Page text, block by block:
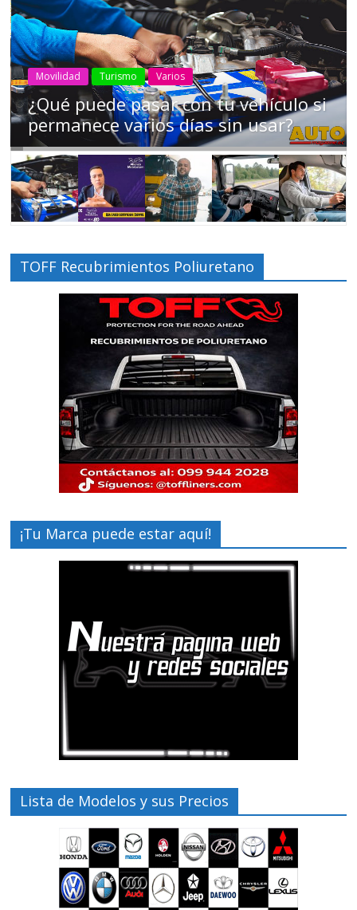
AEADE Industria Motociclismo Motos Movilidad
Campaña busca cambiar destino de
los motociclistas en la región
TOFF Recubrimientos Poliuretano
¡Tu Marca puede estar aquí!
Lista de Modelos y sus Precios